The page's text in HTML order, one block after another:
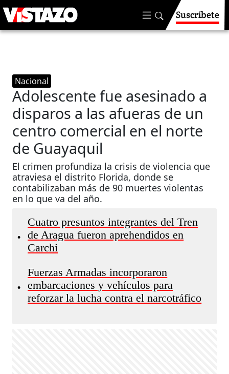
Suscríbete
Nacional
Adolescente fue asesinado a
disparos a las afueras de un
centro comercial en el norte
de Guayaquil
El crimen profundiza la crisis de violencia que
atraviesa el distrito Florida, donde se
contabilizaban más de 90 muertes violentas
en lo que va del año.
•
Cuatro presuntos integrantes del Tren
de Aragua fueron aprehendidos en
Carchi
•
Fuerzas Armadas incorporaron
embarcaciones y vehículos para
reforzar la lucha contra el narcotráfico